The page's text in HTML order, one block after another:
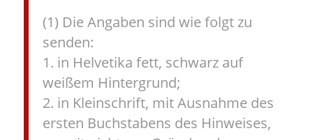
(1) Die Angaben sind wie folgt zu
senden:
1. in Helvetika fett, schwarz auf
weißem Hintergrund;
2. in Kleinschrift, mit Ausnahme des
ersten Buchstabens des Hinweises,